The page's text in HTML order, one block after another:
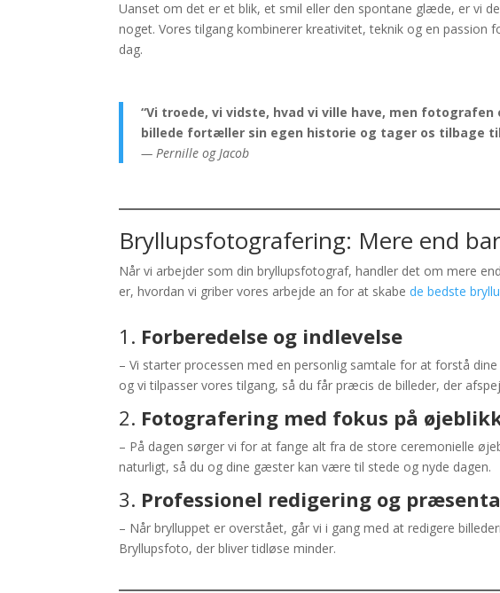
Uanset om det er et blik, et smil eller den spontane glæde, er vi
noget. Vores tilgang kombinerer kreativitet, teknik og en
dag.
“Vi troede, vi vidste, hvad vi ville have, men
billede fortæller sin egen historie og tager os tilbage til
— Pernille og Jacob
Bryllupsfotografering: Mere end
Når vi arbejder som din bryllupsfotograf, handler det om mere
er, hvordan vi griber vores arbejde an for at skabede bedste
1. Forberedelse og indlevelse
– Vi starter processen med en personlig samtale for at forstå
og vi tilpasser vores tilgang, så du får præcis de billeder, der
2. Fotografering med fokus på
– På dagen sørger vi for at fange alt fra de store ceremonielle
naturligt, så du og dine gæster kan være til stede og nyde dagen.
3. Professionel redigering og
– Når brylluppet er overstået, går vi i gang med at redigere
Bryllupsfoto, der bliver tidløse minder.